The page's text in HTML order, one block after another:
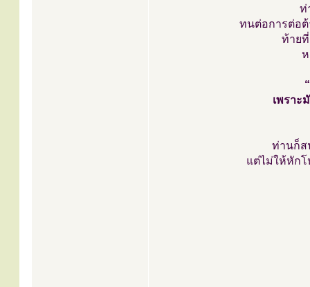
ท่
ทนต่อการต่อ
ท้าย
เพราะ
ท่านก็ส
แต่ไม่ให้หักโ